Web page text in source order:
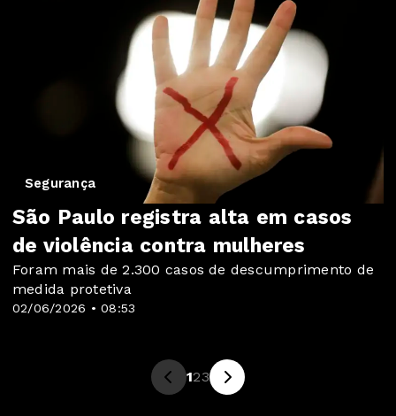
Segurança
02/06/2026 • 08:53
São Paulo registra alta em casos
de violência contra mulheres
Foram mais de 2.300 casos de descumprimento de
medida protetiva
123